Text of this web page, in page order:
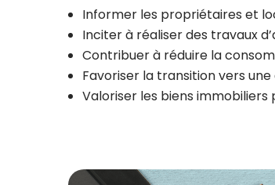
Informer les propriétaires et
Inciter à réaliser des travaux
Contribuer à réduire la
Favoriser la transition vers
Valoriser les biens